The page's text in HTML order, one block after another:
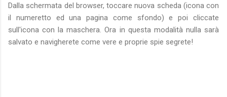
Dalla schermata del browser, toccare nuova scheda (icona con
il numeretto ed una pagina come sfondo) e poi cliccate
sull'icona con la maschera. Ora in questa modalità nulla sarà
salvato e navigherete come vere e proprie spie segrete!